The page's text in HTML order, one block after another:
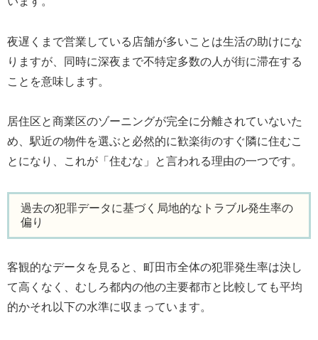
夜遅くまで営業している店舗が多いことは生活の助けにな
りますが、同時に深夜まで不特定多数の人が街に滞在する
ことを意味します。
居住区と商業区のゾーニングが完全に分離されていないた
め、駅近の物件を選ぶと必然的に歓楽街のすぐ隣に住むこ
とになり、これが「住むな」と言われる理由の一つです。
過去の犯罪データに基づく局地的なトラブル発生率の
偏り
客観的なデータを見ると、町田市全体の犯罪発生率は決し
て高くなく、むしろ都内の他の主要都市と比較しても平均
的かそれ以下の水準に収まっています。